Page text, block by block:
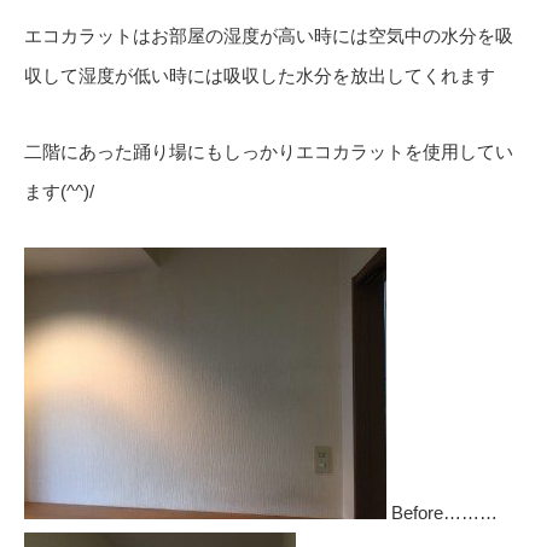
エコカラットはお部屋の湿度が高い時には空気中の水分を吸
収して湿度が低い時には吸収した水分を放出してくれます
二階にあった踊り場にもしっかりエコカラットを使用してい
ます(^^)/
Before………